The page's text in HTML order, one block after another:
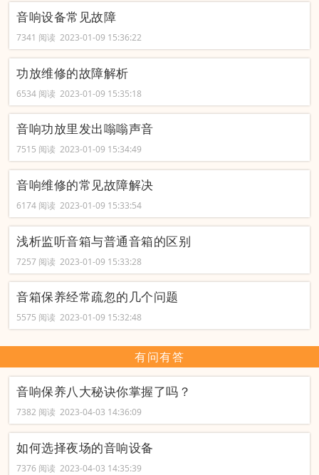
音响设备常见故障
7341 阅读 2023-01-09 15:36:22
功放维修的故障解析
6534 阅读 2023-01-09 15:35:18
音响功放里发出嗡嗡声音
7515 阅读 2023-01-09 15:34:49
音响维修的常见故障解决
6174 阅读 2023-01-09 15:33:54
浅析监听音箱与普通音箱的区别
7257 阅读 2023-01-09 15:33:28
音箱保养经常疏忽的几个问题
5575 阅读 2023-01-09 15:32:48
有问有答
音响保养八大秘诀你掌握了吗？
7382 阅读 2023-04-03 14:36:09
如何选择夜场的音响设备
7376 阅读 2023-04-03 14:35:39